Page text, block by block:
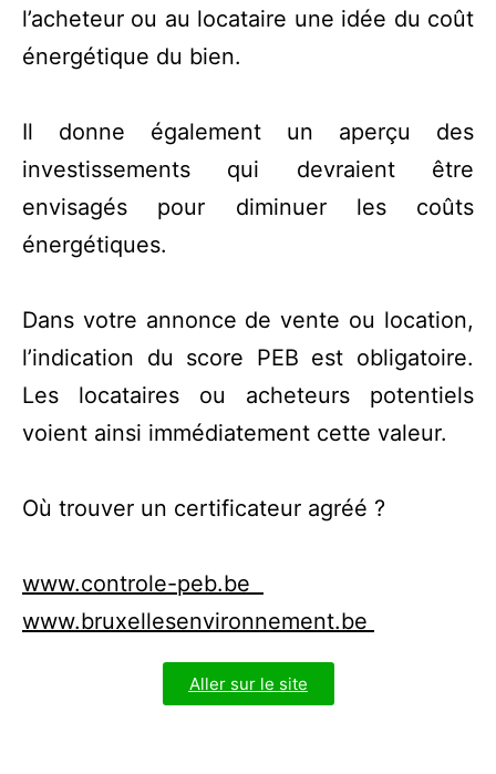
l’acheteur ou au locataire une idée du coût
énergétique du bien.
Il donne également un aperçu des
investissements qui devraient être
envisagés pour diminuer les coûts
énergétiques.
Dans votre annonce de vente ou location,
l’indication du score PEB est obligatoire.
Les locataires ou acheteurs potentiels
voient ainsi immédiatement cette valeur.
Où trouver un certificateur agréé ?
www.controle-peb.be
www.bruxellesenvironnement.be
Aller sur le site